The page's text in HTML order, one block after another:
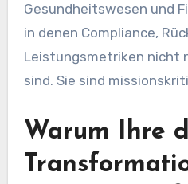
Gesundheitswesen und
in denen Compliance,
Leistungsmetriken nicht
sind. Sie sind
Warum Ihre